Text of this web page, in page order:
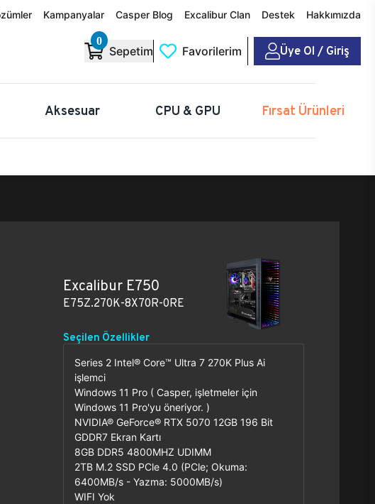
Kampanyalar Casper Blog Excalibur Clan Destek Hakkımızda
0
Sepetim Favorilerim Üye Ol / Giriş
Aksesuar CPU & GPU Fırsat Ürünleri
Excalibur E750
E75Z.270K-8X70R-0RE
Seçilen Özellikler
Series 2 Intel® Core™ Ultra 7 270K Plus Ai
işlemci
Windows 11 Pro ( Casper, işletmeler için
Windows 11 Pro'yu öneriyor. )
NVIDIA® GeForce® RTX 5070 12GB 196 Bit
GDDR7 Ekran Kartı
8GB DDR5 4800MHZ UDIMM
2TB M.2 SSD PCle 4.0 (PCle; Okuma:
6400MB/s - Yazma: 5000MB/s)
WIFI Yok